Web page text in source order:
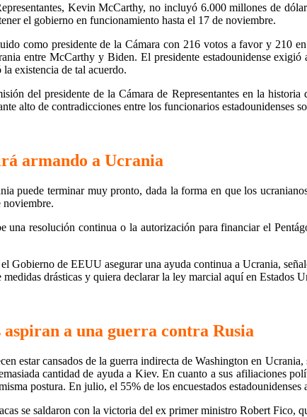
Kevin McCarthy, no incluyó 6.000 millones de
el gobierno en funcionamiento hasta el 17 de noviembre.
como presidente de la Cámara con 216 votos a favor y 210
entre McCarthy y Biden. El presidente estadounidense
existencia de tal acuerdo.
del presidente de la Cámara de Representantes en la
alto de contradicciones entre los funcionarios estadounidenses
armando a Ucrania
puede terminar muy pronto, dada la forma en que los
noviembre.
una resolución continua o la autorización para financiar el
Gobierno de EEUU asegurar una ayuda continua a Ucrania,
drásticas y quiera declarar la ley marcial aquí en Estados
aspiran a una guerra contra Rusia
estar cansados de la guerra indirecta de Washington en
cantidad de ayuda a Kiev. En cuanto a sus afiliaciones
postura. En julio, el 55% de los encuestados
se saldaron con la victoria del ex primer ministro Robert Fico,